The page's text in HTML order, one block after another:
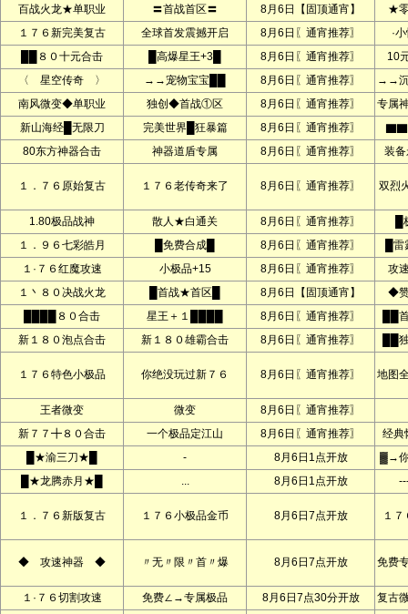
百战火龙★单职业
〓首战首区〓 8月6日【固顶通宵】
★
１７６新完美复古
全球首发震撼开启 8月6日〖通宵推荐〗
·
██８０十元合击
█高爆星王+3█ 8月6日〖通宵推荐〗
10
〈 星空传奇 〉
→→宠物宝宝██ 8月6日〖通宵推荐〗
→→
南风微变◆单职业
独创◆首战①区 8月6日〖通宵推荐〗
专属
新山海经█无限刀
完美世界█狂暴篇 8月6日〖通宵推荐〗
80东方神器合击
神器道盾专属 8月6日〖通宵推荐〗 装
１．７６原始复古 １７６老传奇来了 8月6日〖通宵推荐〗 双烈
1.80极品战神 散人★白通关 8月6日〖通宵推荐〗
１．９６七彩皓月
█免费合成█ 8月6日〖通宵推荐〗
█
１·７６红魔攻速
小极品+15 8月6日〖通宵推荐〗
攻
１丶８０决战火龙
█首战★首区█ 8月6日【固顶通宵】
◆
████８０合击
星王＋１████ 8月6日〖通宵推荐〗
██
新１８０泡点合击
新１８０雄霸合击 8月6日〖通宵推荐〗 ██
１７６特色小极品 你绝没玩过新７６ 8月6日〖通宵推荐〗 地图
王者微变 微变
8月6日〖通宵推荐〗
新７７╋８０合击
一个极品定江山 8月6日〖通宵推荐〗
经
█★渝三刀★█
- 8月6日1点开放
▓→
█★龙腾赤月★█
... 8月6日1点开放
１．７６新版复古 １７６小极品金币 8月6日7点开放 １
◆ 攻速神器 ◆ 〃无〃限〃首〃爆 8月6日7点开放 免费
１·７６切割攻速 免费∠→专属极品 8月6日7点30分开放
复古